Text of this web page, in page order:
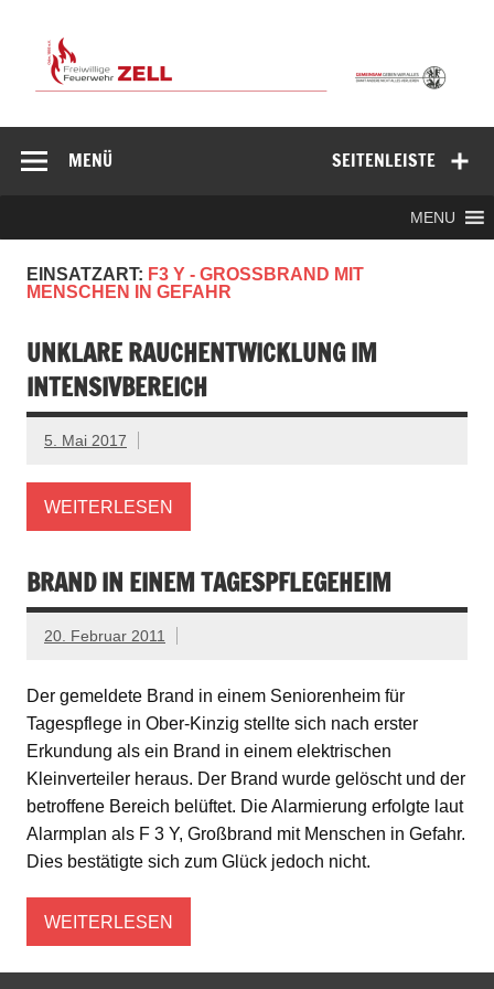
springen
Freiwillige
Feuerwehr
Zell/Odw.
SEITENLEISTE
MENÜ
MENU
EINSATZART: F3 Y - GROSSBRAND MIT M
ENSCHEN IN GEFAHR
UNKLARE RAUCHENTWICKLUNG IM
INTENSIVBEREICH
5. Mai 2017
WEITERLESEN
BRAND IN EINEM TAGESPFLEGEHEIM
20. Februar 2011
Der gemeldete Brand in einem Seniorenheim für
Tagespflege in Ober-Kinzig stellte sich nach erster
Erkundung als ein Brand in einem elektrischen
Kleinverteiler heraus. Der Brand wurde gelöscht und der
betroffene Bereich belüftet. Die Alarmierung erfolgte laut
Alarmplan als F 3 Y, Großbrand mit Menschen in Gefahr.
Dies bestätigte sich zum Glück jedoch nicht.
WEITERLESEN